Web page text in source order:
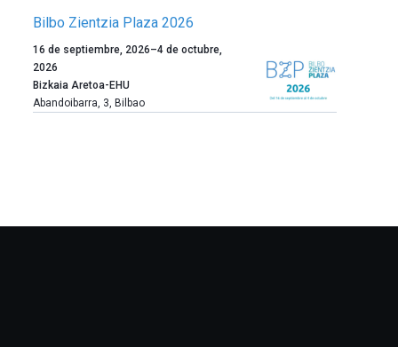
Bilbo Zientzia Plaza 2026
Un
año
más,
Bilbao
la
16 de septiembre, 2026–4 de octubre,
2026
Bizkaia Aretoa-EHU
Abandoibarra, 3, Bilbao